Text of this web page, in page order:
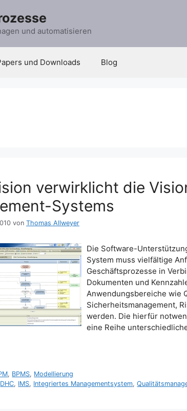
und automatisieren
und Downloads Blog
verwirklicht die
Systems
von Thomas Allweyer
Die Software-
System muss vielfältige
Geschäftsprozesse in
Dokumenten und
Anwendungsbereiche wie
Sicherheitsmanagement,
werden. Die hierfür
eine Reihe
, BPMS, Modellierung
DHC, IMS, Integriertes Managementsystem,